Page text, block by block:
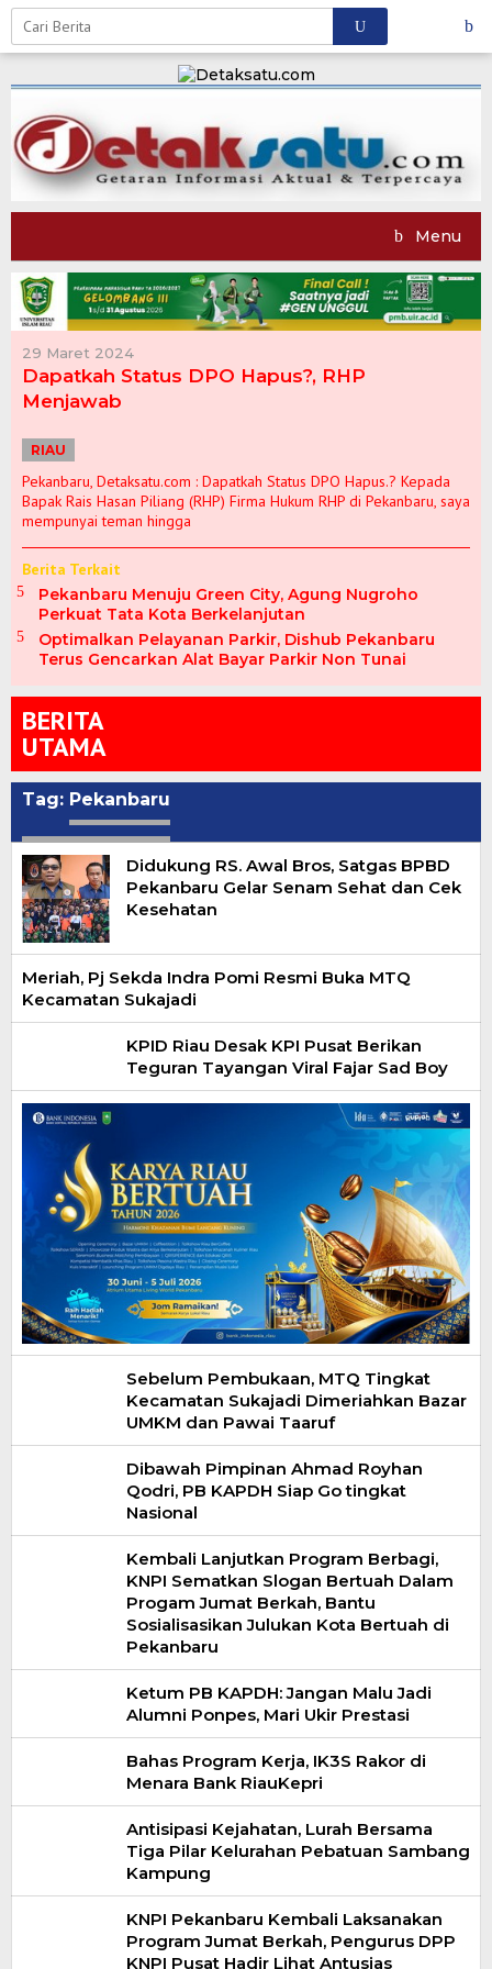
Skip
content
Menu
29 Maret 2024
Dapatkah Status DPO Hapus?, RHP
Menjawab
RIAU
Pekanbaru, Detaksatu.com : Dapatkah Status DPO Hapus.? Kepada
Bapak Rais Hasan Piliang (RHP) Firma Hukum RHP di Pekanbaru, saya
mempunyai teman hingga
Berita Terkait
Pekanbaru Menuju Green City, Agung Nugroho
Perkuat Tata Kota Berkelanjutan
Optimalkan Pelayanan Parkir, Dishub Pekanbaru
Terus Gencarkan Alat Bayar Parkir Non Tunai
BERITA
UTAMA
Tag: Pekanbaru
Didukung RS. Awal Bros, Satgas BPBD
Pekanbaru Gelar Senam Sehat dan Cek
Kesehatan
Meriah, Pj Sekda Indra Pomi Resmi Buka MTQ
Kecamatan Sukajadi
KPID Riau Desak KPI Pusat Berikan
Teguran Tayangan Viral Fajar Sad Boy
Sebelum Pembukaan, MTQ Tingkat
Kecamatan Sukajadi Dimeriahkan Bazar
UMKM dan Pawai Taaruf
Dibawah Pimpinan Ahmad Royhan
Qodri, PB KAPDH Siap Go tingkat
Nasional
Kembali Lanjutkan Program Berbagi,
KNPI Sematkan Slogan Bertuah Dalam
Progam Jumat Berkah, Bantu
Sosialisasikan Julukan Kota Bertuah di
Pekanbaru
Ketum PB KAPDH: Jangan Malu Jadi
Alumni Ponpes, Mari Ukir Prestasi
Bahas Program Kerja, IK3S Rakor di
Menara Bank RiauKepri
Antisipasi Kejahatan, Lurah Bersama
Tiga Pilar Kelurahan Pebatuan Sambang
Kampung
KNPI Pekanbaru Kembali Laksanakan
Program Jumat Berkah, Pengurus DPP
KNPI Pusat Hadir Lihat Antusias